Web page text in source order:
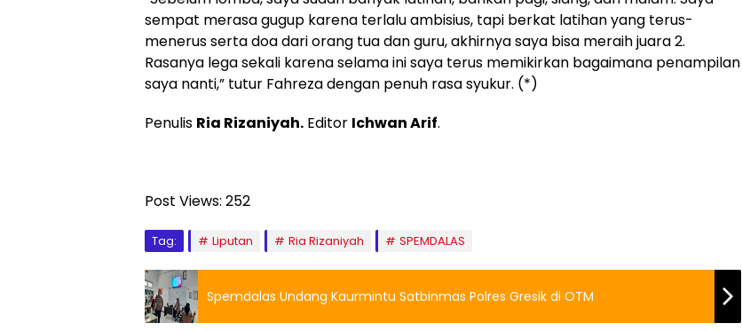
sempat merasa gugup karena terlalu ambisius, tapi berkat latihan yang terus-
menerus serta doa dari orang tua dan guru, akhirnya saya bisa meraih juara 2.
Rasanya lega sekali karena selama ini saya terus memikirkan bagaimana penampilan
saya nanti,” tutur Fahreza dengan penuh rasa syukur. (*)
Penulis Ria Rizaniyah. Editor Ichwan Arif.
Post Views: 252
Tag: Liputan Ria Rizaniyah SPEMDALAS
Spemdalas Undang Kaurmintu Satbinmas Polres Gresik di OTM